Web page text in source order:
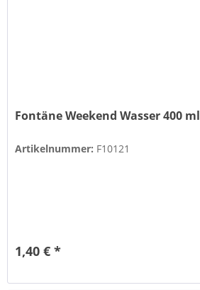
Fontäne Weekend Wasser 400 ml
Artikelnummer: F10121
1,40 € *